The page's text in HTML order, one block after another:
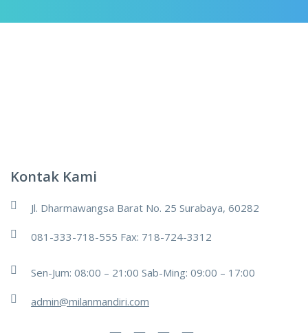
Kontak Kami
Jl. Dharmawangsa Barat No. 25 Surabaya, 60282
081-333-718-555 Fax: 718-724-3312
Sen-Jum: 08:00 – 21:00 Sab-Ming: 09:00 – 17:00
admin@milanmandiri.com